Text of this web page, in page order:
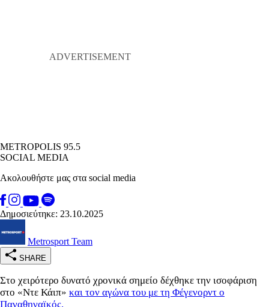
METROPOLIS 95.5
SOCIAL MEDIA
Ακολουθήστε μας στα social media
Δημοσιεύτηκε: 23.10.2025
Metrosport Team
SHARE
Στο χειρότερο δυνατό χρονικά σημείο δέχθηκε την ισοφάριση
στο «Ντε Κάιπ» και τον αγώνα του με τη Φέγενορντ ο
Παναθηναϊκός.